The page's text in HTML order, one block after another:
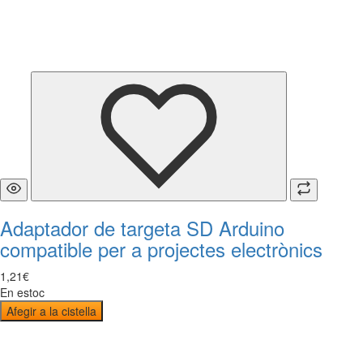
Adaptador de targeta SD Arduino
compatible per a projectes electrònics
1 ,21€
En estoc
Afegir a la cistella